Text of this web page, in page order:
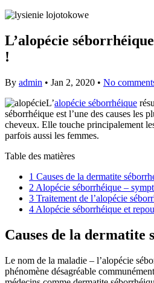
L’alopécie
!
By admin • Jan 2, 2020 • No
L’alopécie séborrhéique
séborrhéique est l’une des causes les
cheveux. Elle touche principalement
parfois aussi les femmes.
Table des matières
1 Causes de la dermatite
2 Alopécie séborrhéique –
3 Traitement de l’alopécie
4 Alopécie séborrhéique et
Causes de la dermatite
Le nom de la maladie – l’alopécie
phénomène désagréable